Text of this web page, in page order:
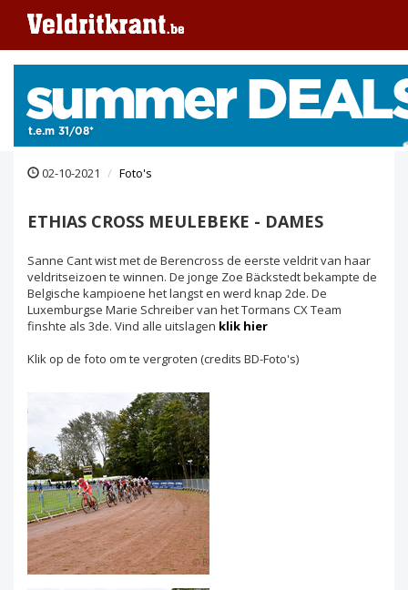
02-10-2021 Foto's
ETHIAS CROSS MEULEBEKE - DAMES
Sanne Cant wist met de Berencross de eerste veldrit van haar
veldritseizoen te winnen. De jonge Zoe Bäckstedt bekampte de
Belgische kampioene het langst en werd knap 2de. De
Luxemburgse Marie Schreiber van het Tormans CX Team
finshte als 3de. Vind alle uitslagen klik hier
Klik op de foto om te vergroten (credits BD-Foto's)